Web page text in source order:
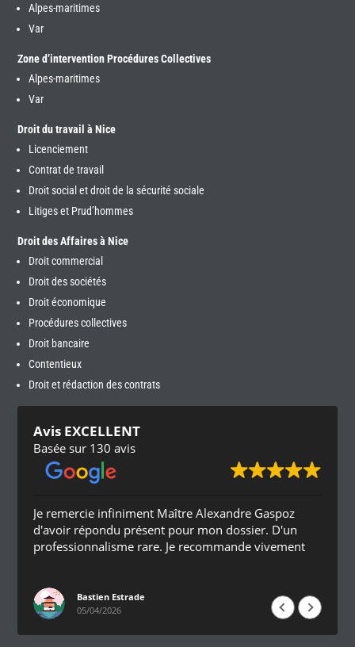
Alpes-maritimes
Var
Zone d’intervention Procédures Collectives
Alpes-maritimes
Var
Droit du travail à Nice
Licenciement
Contrat de travail
Droit social et droit de la sécurité sociale
Litiges et Prud’hommes
Droit des Affaires à Nice
Droit commercial
Droit des sociétés
Droit économique
Procédures collectives
Droit bancaire
Contentieux
Droit et rédaction des contrats
Avis EXCELLENT
Basée sur 130 avis
Je remercie infiniment Maître Alexandre Gaspoz
d'avoir répondu présent pour mon dossier. D'un
professionnalisme rare. Je recommande vivement
Bastien Estrade
05/04/2026